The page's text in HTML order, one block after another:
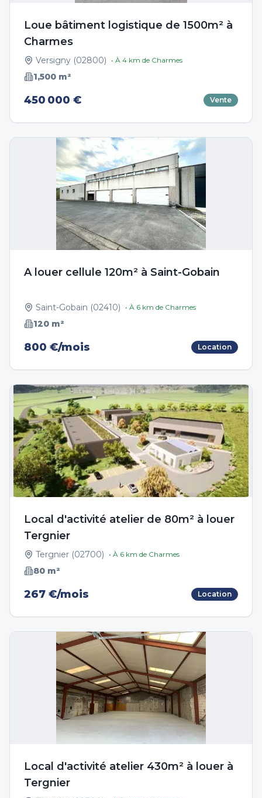
Loue bâtiment logistique de 1500m² à
Charmes
Versigny (02800) • À 4 km de Charmes
1,500 m²
450 000 € Vente
A louer cellule 120m² à Saint-Gobain
Saint-Gobain (02410) • À 6 km de Charmes
120 m²
800 €/mois Location
Local d'activité atelier de 80m² à louer
Tergnier
Tergnier (02700) • À 6 km de Charmes
80 m²
267 €/mois Location
Local d'activité atelier 430m² à louer à
Tergnier